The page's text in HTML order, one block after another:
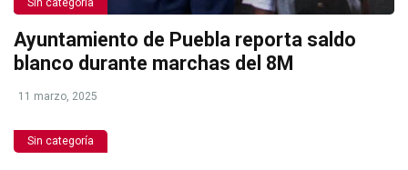
Sin categoría
Ayuntamiento de Puebla reporta saldo
blanco durante marchas del 8M
11 marzo, 2025
Sin categoría